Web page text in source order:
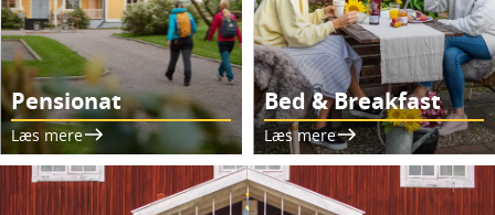
Pensionat
Læs mere
Bed & Breakfast
Læs mere